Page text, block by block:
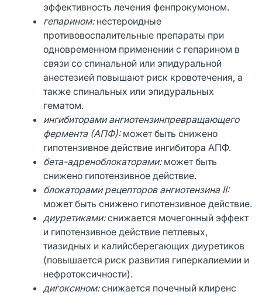
эффективность лечения фенпрокумоном.
гепарином:нестероидные
противовоспалительные препараты при
одновременном применении с гепарином в
связи со спинальной или эпидуральной
анестезией повышают риск кровотечения, а
также спинальных или эпидуральных
гематом.
ингибиторами ангиотензинпревращающего
фермента (АПФ):может быть снижено
гипотензивное действие ингибитора АПФ.
бета-адреноблокаторами:может быть
снижено гипотензивное действие.
блокаторами рецепторов ангиотензина II:
может быть снижено гипотензивное действие.
диуретиками:снижается мочегонный эффект
и гипотензивное действие петлевых,
тиазидных и калийсберегающих диуретиков
(повышается риск развития гиперкалиемии и
нефротоксичности).
дигоксином:снижается почечный клиренс